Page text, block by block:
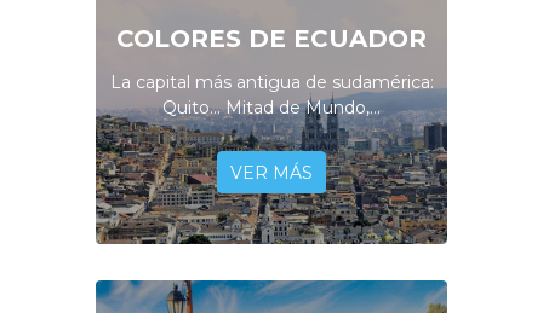
COLORES DE ECUADOR
La capital más antigua de sudamérica:
Quito... Mitad de Mundo,...
VER MÁS